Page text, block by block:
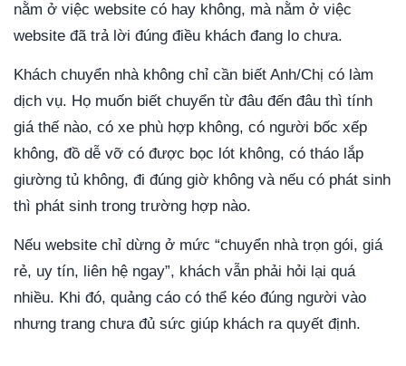
nằm ở việc website có hay không, mà nằm ở việc
website đã trả lời đúng điều khách đang lo chưa.
Khách chuyển nhà không chỉ cần biết Anh/Chị có làm
dịch vụ. Họ muốn biết chuyển từ đâu đến đâu thì tính
giá thế nào, có xe phù hợp không, có người bốc xếp
không, đồ dễ vỡ có được bọc lót không, có tháo lắp
giường tủ không, đi đúng giờ không và nếu có phát sinh
thì phát sinh trong trường hợp nào.
Nếu website chỉ dừng ở mức “chuyển nhà trọn gói, giá
rẻ, uy tín, liên hệ ngay”, khách vẫn phải hỏi lại quá
nhiều. Khi đó, quảng cáo có thể kéo đúng người vào
nhưng trang chưa đủ sức giúp khách ra quyết định.